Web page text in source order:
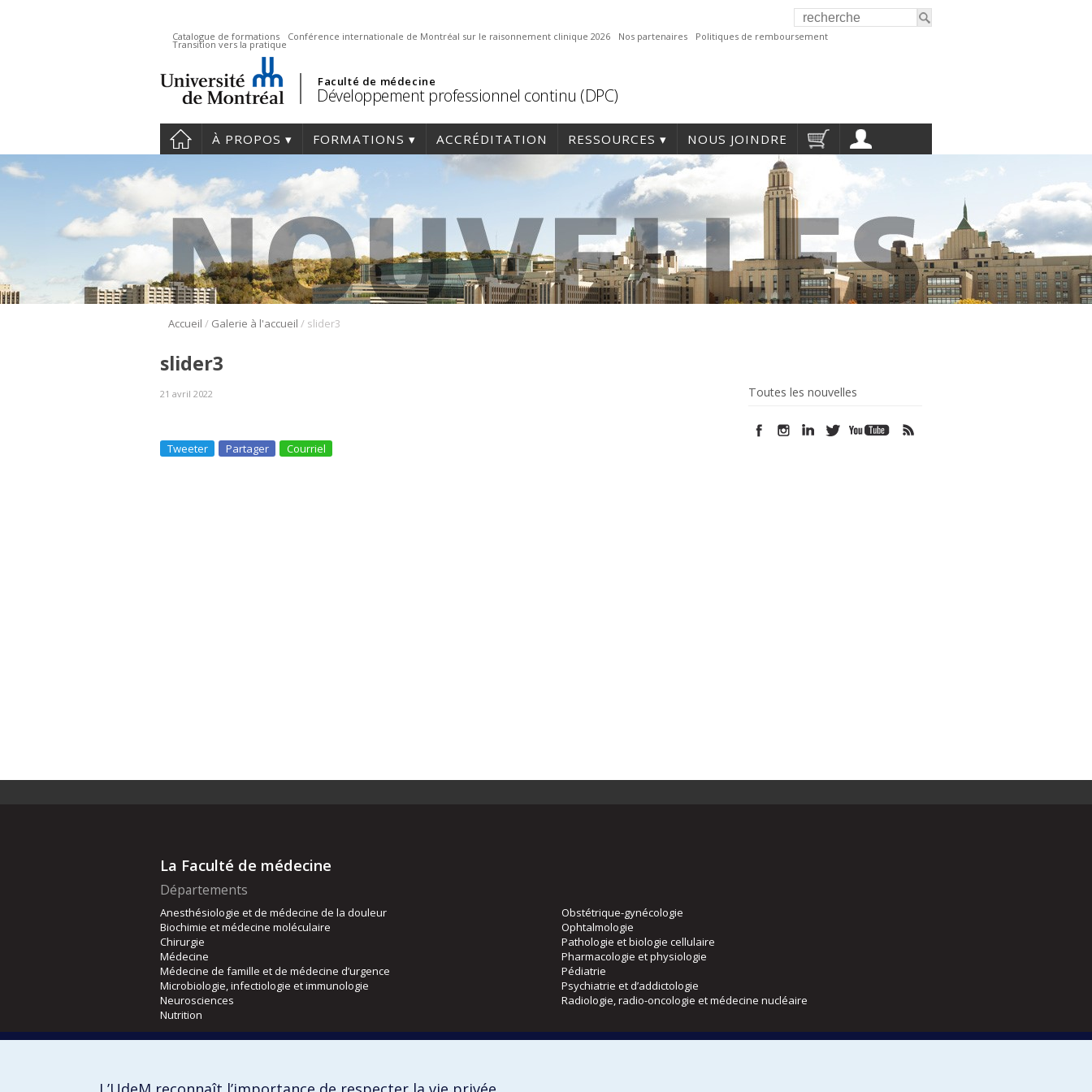
Catalogue de formations Conférence internationale de Montréal sur le raisonnement clinique 2026 Nos partenaires Politiques de remboursement
Transition vers la pratique
Faculté de médecine
Développement professionnel continu (DPC)
À PROPOS FORMATIONS ACCRÉDITATION RESSOURCES NOUS JOINDRE
Accueil / Galerie à l'accueil / slider3
Toutes les nouvelles
slider3
21 avril 2022
Tweeter Partager Courriel
La Faculté de médecine
Départements
Anesthésiologie et de médecine de la douleur
Biochimie et médecine moléculaire
Chirurgie
Médecine
Médecine de famille et de médecine d’urgence
Microbiologie, infectiologie et immunologie
Neurosciences
Nutrition
Obstétrique-gynécologie
Ophtalmologie
Pathologie et biologie cellulaire
Pharmacologie et physiologie
Pédiatrie
Psychiatrie et d’addictologie
Radiologie, radio-oncologie et médecine nucléaire